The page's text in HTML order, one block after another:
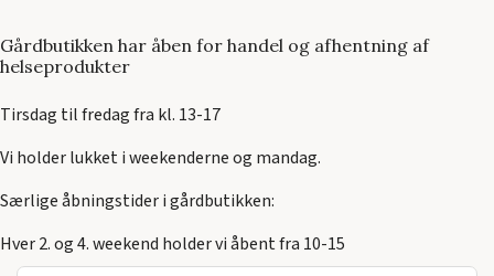
Gårdbutikken har åben for handel og afhentning af
helseprodukter
Tirsdag til fredag fra kl. 13-17
Vi holder lukket i weekenderne og mandag.
Særlige åbningstider i gårdbutikken:
Hver 2. og 4. weekend holder vi åbent fra 10-15